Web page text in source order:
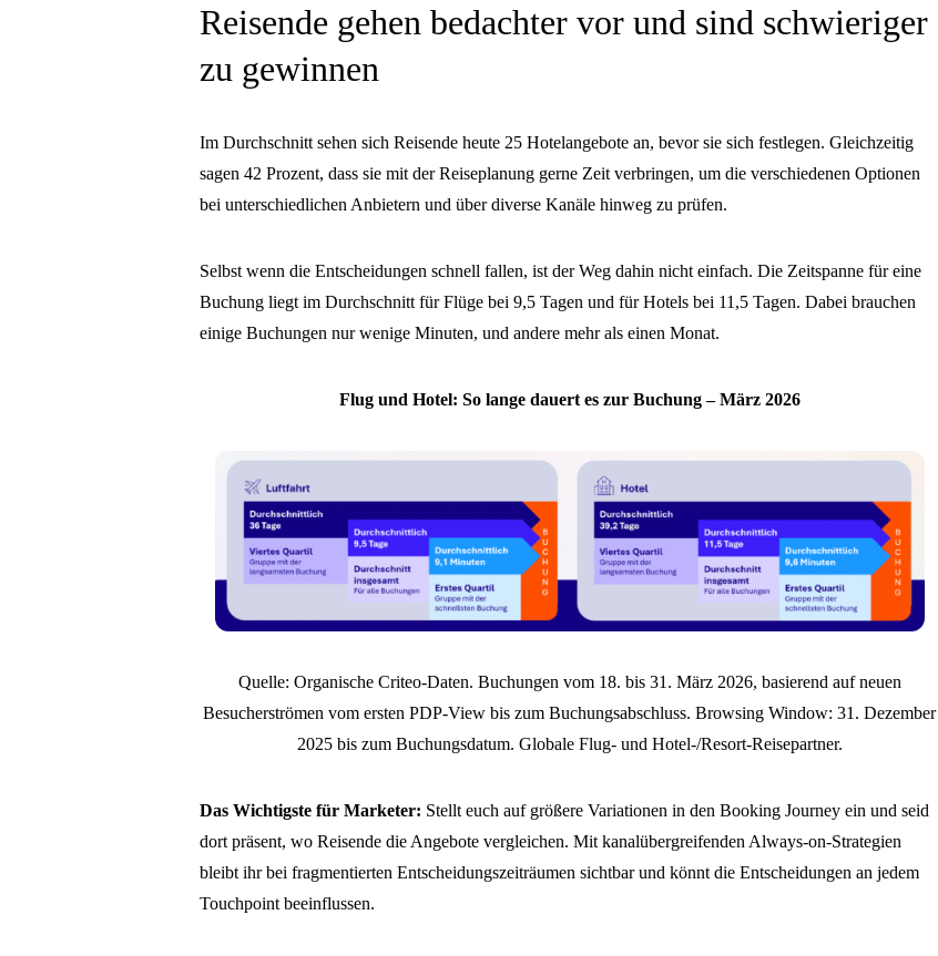
Reisende gehen bedachter vor und sind schwieriger
zu gewinnen
Im Durchschnitt sehen sich Reisende heute 25 Hotelangebote an, bevor sie sich festlegen. Gleichzeitig
sagen 42 Prozent, dass sie mit der Reiseplanung gerne Zeit verbringen, um die verschiedenen Optionen
bei unterschiedlichen Anbietern und über diverse Kanäle hinweg zu prüfen.
Selbst wenn die Entscheidungen schnell fallen, ist der Weg dahin nicht einfach. Die Zeitspanne für eine
Buchung liegt im Durchschnitt für Flüge bei 9,5 Tagen und für Hotels bei 11,5 Tagen. Dabei brauchen
einige Buchungen nur wenige Minuten, und andere mehr als einen Monat.
Flug und Hotel: So lange dauert es zur Buchung – März 2026
Quelle: Organische Criteo-Daten. Buchungen vom 18. bis 31. März 2026, basierend auf neuen
Besucherströmen vom ersten PDP-View bis zum Buchungsabschluss. Browsing Window: 31. Dezember
2025 bis zum Buchungsdatum. Globale Flug- und Hotel-/Resort-Reisepartner.
Das Wichtigste für Marketer: Stellt euch auf größere Variationen in den Booking Journey ein und seid
dort präsent, wo Reisende die Angebote vergleichen. Mit kanalübergreifenden Always-on-Strategien
bleibt ihr bei fragmentierten Entscheidungszeiträumen sichtbar und könnt die Entscheidungen an jedem
Touchpoint beeinflussen.